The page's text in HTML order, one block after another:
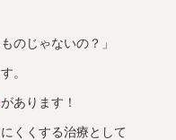
のじゃないの？」
。
があります！
くくする治療として